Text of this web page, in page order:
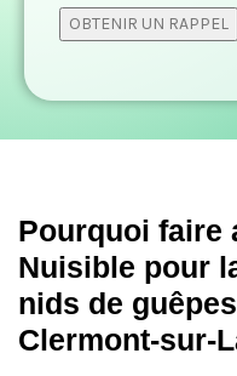
Pourquoi faire
Nuisible pour
nids de
Clermont-sur-